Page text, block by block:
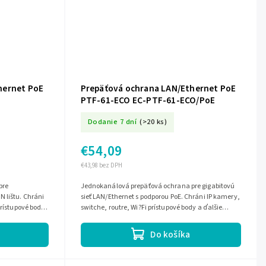
PoE
lištu. Chráni
body
Prepäťová ochrana LAN/Ethernet PoE
PTF-61-ECO EC-PTF-61-ECO/PoE
Dodanie 7 dní (>20 ks)
€43,98 bez DPH
€54,09
Do košíka
Jednokanálová prepäťová ochrana pre gigabitovú
sieť LAN/Ethernet s podporou PoE. Chráni IP kamery,
switche, routre, Wi?Fi prístupové body a ďalšie